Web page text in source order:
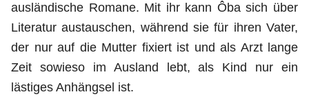
ausländische Romane. Mit ihr kann Ôba sich über
Literatur austauschen, während sie für ihren Vater,
der nur auf die Mutter fixiert ist und als Arzt lange
Zeit sowieso im Ausland lebt, als Kind nur ein
lästiges Anhängsel ist.